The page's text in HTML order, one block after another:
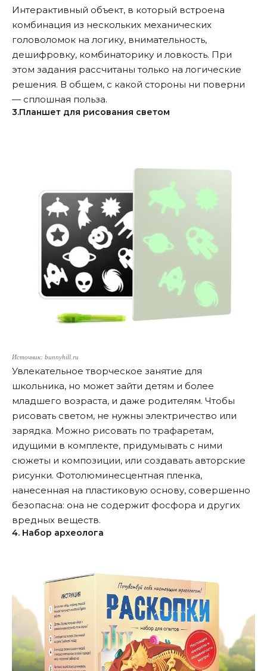
Интерактивный объект, в который встроена
комбинация из нескольких механических
головоломок на логику, внимательность,
дешифровку, комбинаторику и ловкость. При
этом задания рассчитаны только на логические
решения. В общем, с какой стороны ни поверни
— сплошная польза.
3.Планшет для рисования светом
Источник: bunnyhill.ru
Увлекательное творческое занятие для
школьника, но может зайти детям и более
младшего возраста, и даже родителям. Чтобы
рисовать светом, не нужны электричество или
зарядка. Можно рисовать по трафаретам,
идущими в комплекте, придумывать с ними
сюжеты и композиции, или создавать авторские
рисунки. Фотолюминесцентная пленка,
нанесенная на пластиковую основу, совершенно
безопасна: она не содержит фосфора и других
вредных веществ.
4. Набор археолога